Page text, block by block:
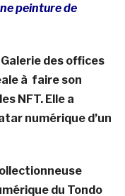
peinture de
des offices
à faire son
NFT. Elle a
numérique d’un
du Tondo